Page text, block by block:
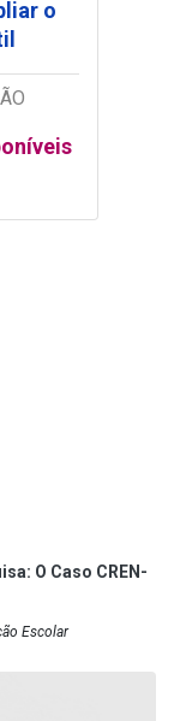
o
O Caso CREN-
Escolar